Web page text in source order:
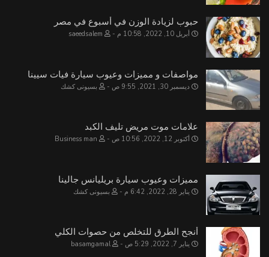
حبوب لزيادة الوزن في أسبوع في مصر
أبريل 10, 2022, 10:58 م
مواصفات و مميزات وعيوب سيارة فيات سيينا
ديسمبر 30, 2021, 9:55 ص بسيونى كشك
علامات موت مريض تليف الكبد
أكتوبر 12, 2022, 10:56 ص
مميزات وعيوب سيارة بريليانس جالينا
يناير 28, 2022, 6:42 م بسيونى كشك
أنجح الطرق للتخلص من حصوات الكلي
يناير 7, 2022, 5:29 ص basamgamal